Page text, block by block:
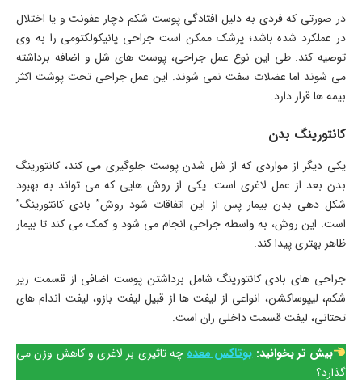
در صورتی که فردی به دلیل افتادگی پوست شکم دچار عفونت و یا اختلال
در عملکرد شده باشد؛ پزشک ممکن است جراحی پانیکولکتومی را به وی
توصیه کند. طی این نوع عمل جراحی، پوست های شل و اضافه برداشته
می شوند اما عضلات سفت نمی شوند. این عمل جراحی تحت پوشت اکثر
بیمه ها قرار دارد.
کانتورینگ بدن
یکی دیگر از مواردی که از شل شدن پوست جلوگیری می کند، کانتورینگ
بدن بعد از عمل لاغری است. یکی از روش هایی که می تواند به بهبود
شکل دهی بدن بیمار پس از این اتفاقات شود روش” بادی کانتورینگ”
است. این روش، به واسطه جراحی انجام می شود و کمک می کند تا بیمار
ظاهر بهتری پیدا کند.
جراحی های بادی کانتورینگ شامل برداشتن پوست اضافی از قسمت زیر
شکم، لیپوساکشن، انواعی از لیفت ها از قبیل لیفت بازو، لیفت اندام های
تحتانی، لیفت قسمت داخلی ران است.
بیش تر بخوانید:بوتاکس معدهچه تاثیری بر لاغری و کاهش وزن می
گذارد؟